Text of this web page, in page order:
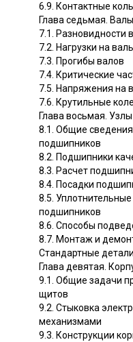
6.9. Контактные
Глава седьмая. Валы
7.1. Разновидности
7.2. Нагрузки на
7.3. Прогибы валов
7.4. Критические
7.5. Напряжения на
7.6. Крутильные
Глава восьмая.
8.1. Общие
подшипников
8.2. Подшипники
8.3. Расчет
8.4. Посадки
8.5. Уплотнительные
подшипников
8.6. Способы
8.7. Монтаж и
Стандартные
Глава девятая.
9.1. Общие задачи
щитов
9.2. Стыковка
механизмами
9.3. Конструкции